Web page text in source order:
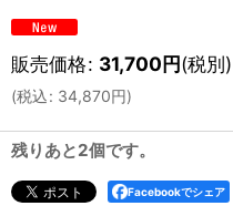
販売価格: 31,700円(税別)
(税込: 34,870円)
残りあと2個です。
Facebookでシェア